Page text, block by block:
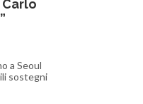
a Seoul
sostegni